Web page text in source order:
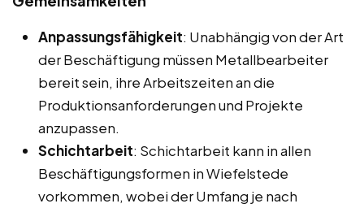
Anpassungsfähigkeit: Unabhängig von der Art
der Beschäftigung müssen Metallbearbeiter
bereit sein, ihre Arbeitszeiten an die
Produktionsanforderungen und Projekte
anzupassen.
Schichtarbeit: Schichtarbeit kann in allen
Beschäftigungsformen in Wiefelstede
vorkommen, wobei der Umfang je nach